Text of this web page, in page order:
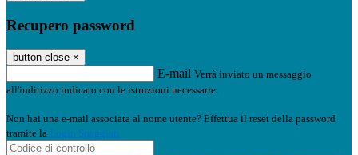
Recupero password
button close ×
E-mail Verrà inviato un messaggio
all'indirizzo indicato con le istruzioni necessarie.
Non hai una e-mail associata al nome utente? Effettua il reset della password
tramite la Login Spaggiari